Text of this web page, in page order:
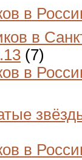
в
в
(7)
в
в